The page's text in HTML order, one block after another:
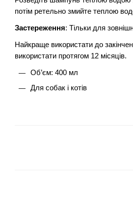
потім ретельно змийте теплою
Застереження: Тільки для
Найкраще використати до
використати протягом 12 місяців.
Об’єм: 400 мл
Для собак і котів